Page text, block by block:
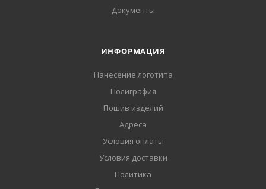
Документы
ИНФОРМАЦИЯ
Нанесение логотипа
Полиграфия
Пошив изделий
Адреса
Условия оплаты
Условия доставки
Политика